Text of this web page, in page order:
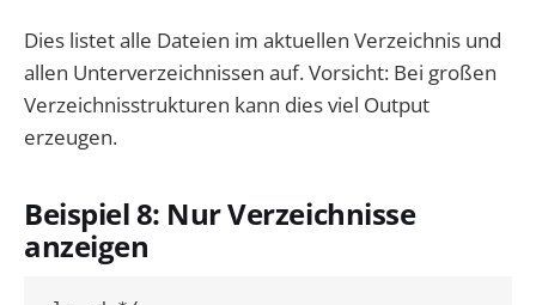
Dies listet alle Dateien im aktuellen Verzeichnis und
allen Unterverzeichnissen auf. Vorsicht: Bei großen
Verzeichnisstrukturen kann dies viel Output
erzeugen.
Beispiel 8: Nur Verzeichnisse
anzeigen